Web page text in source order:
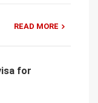
READ MORE
for